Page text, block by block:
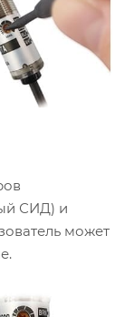
СИД) и
может